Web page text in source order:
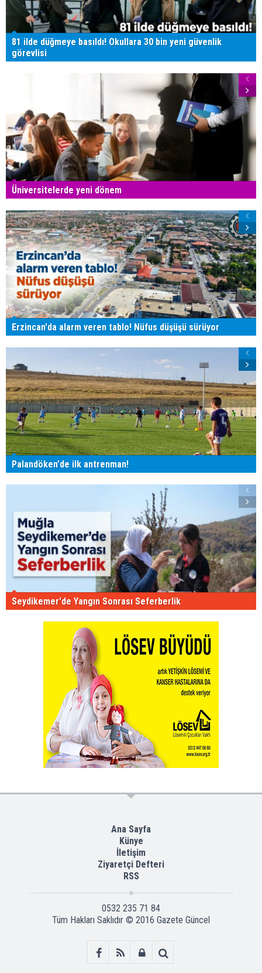
81 ilde düğmeye basıldı! Okullara 30 bin yeni güvenlik
görevlisi
Üniversitelerde yeni dönem
Erzincan'da alarm veren tablo! Nüfus düşüşü sürüyor
Palandöken'de ilk antrenman!
Seydikemer'de Yangın Sonrası Seferberlik
Ana Sayfa
Künye
İletişim
Ziyaretçi Defteri
RSS
0532 235 71 84
Tüm Hakları Saklıdır © 2016 Gazete Güncel